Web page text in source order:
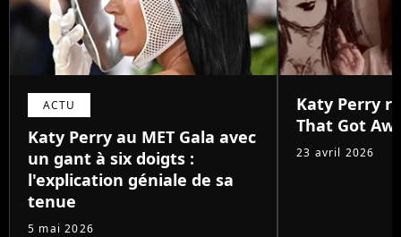
ACTU
Katy Perry au MET Gala avec
un gant à six doigts :
l'explication géniale de sa
tenue
5 mai 2026
Katy Perry
That Got
23 avril 2026